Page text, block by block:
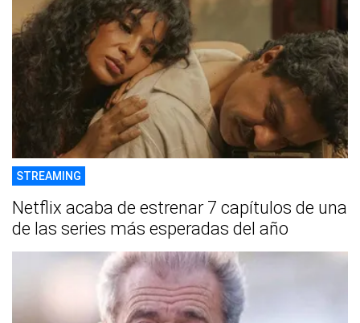
STREAMING
Netflix acaba de estrenar 7 capítulos de una
de las series más esperadas del año